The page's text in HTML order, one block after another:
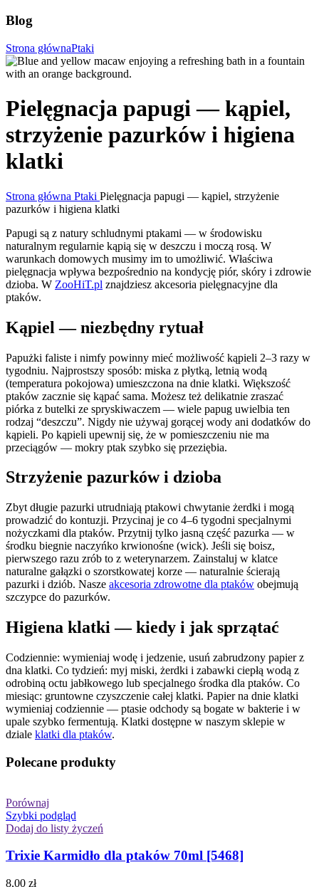
Blog
Strona głównaPtaki
Pielęgnacja papugi — kąpiel,
strzyżenie pazurków i higiena
klatki
Strona główna Ptaki Pielęgnacja papugi — kąpiel, strzyżenie
pazurków i higiena klatki
Papugi są z natury schludnymi ptakami — w środowisku
naturalnym regularnie kąpią się w deszczu i moczą rosą. W
warunkach domowych musimy im to umożliwić. Właściwa
pielęgnacja wpływa bezpośrednio na kondycję piór, skóry i zdrowie
dzioba. W ZooHiT.pl znajdziesz akcesoria pielęgnacyjne dla
ptaków.
Kąpiel — niezbędny rytuał
Papużki faliste i nimfy powinny mieć możliwość kąpieli 2–3 razy w
tygodniu. Najprostszy sposób: miska z płytką, letnią wodą
(temperatura pokojowa) umieszczona na dnie klatki. Większość
ptaków zacznie się kąpać sama. Możesz też delikatnie zraszać
piórka z butelki ze spryskiwaczem — wiele papug uwielbia ten
rodzaj “deszczu”. Nigdy nie używaj gorącej wody ani dodatków do
kąpieli. Po kąpieli upewnij się, że w pomieszczeniu nie ma
przeciągów — mokry ptak szybko się przeziębia.
Strzyżenie pazurków i dzioba
Zbyt długie pazurki utrudniają ptakowi chwytanie żerdki i mogą
prowadzić do kontuzji. Przycinaj je co 4–6 tygodni specjalnymi
nożyczkami dla ptaków. Przytnij tylko jasną część pazurka — w
środku biegnie naczyńko krwionośne (wick). Jeśli się boisz,
pierwszego razu zrób to z weterynarzem. Zainstaluj w klatce
naturalne gałązki o szorstkowatej korze — naturalnie ścierają
pazurki i dziób. Nasze akcesoria zdrowotne dla ptaków obejmują
szczypce do pazurków.
Higiena klatki — kiedy i jak sprzątać
Codziennie: wymieniaj wodę i jedzenie, usuń zabrudzony papier z
dna klatki. Co tydzień: myj miski, żerdki i zabawki ciepłą wodą z
odrobiną octu jabłkowego lub specjalnego środka dla ptaków. Co
miesiąc: gruntowne czyszczenie całej klatki. Papier na dnie klatki
wymieniaj codziennie — ptasie odchody są bogate w bakterie i w
upale szybko fermentują. Klatki dostępne w naszym sklepie w
dziale klatki dla ptaków.
Polecane produkty
Porównaj
Szybki podgląd
Dodaj do listy życzeń
Trixie Karmidło dla ptaków 70ml [5468]
8,00 zł